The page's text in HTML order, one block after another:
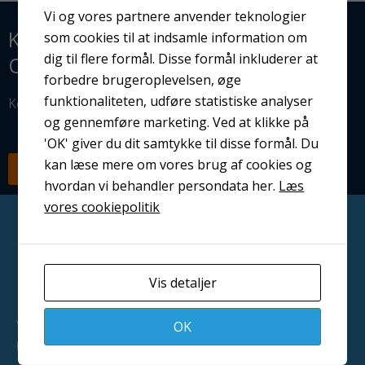
KLAR TIL AT OPTIMERE JERES
OVERFLADEBEHANDLING?
Kontakt os i dag — vi står klar til at hjælpe dig.
RING NU SEND EN MAIL
Vi leverer professionelle løsninger til overfladebehandling i
hele Danmark
Vi og vores partnere anvender teknologier
som cookies til at indsamle information om
dig til flere formål. Disse formål inkluderer at
forbedre brugeroplevelsen, øge
funktionaliteten, udføre statistiske analyser
og gennemføre marketing. Ved at klikke på
'OK' giver du dit samtykke til disse formål. Du
kan læse mere om vores brug af cookies og
hvordan vi behandler persondata her. Læs
vores cookiepolitik
Vis detaljer
OK